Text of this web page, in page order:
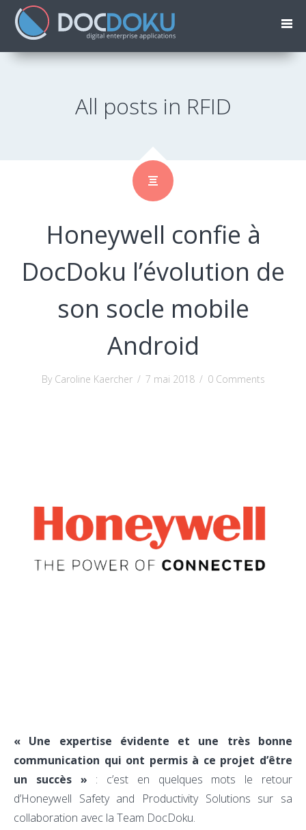
All posts in RFID
Honeywell confie à
DocDoku l’évolution de
son socle mobile
Android
By Caroline Kaercher / 7 mai 2018 / 0 Comments
« Une expertise évidente et une très bonne
communication qui ont permis à ce projet d’être
un succès » : c’est en quelques mots le retour
d’Honeywell Safety and Productivity Solutions sur sa
collaboration avec la Team DocDoku.